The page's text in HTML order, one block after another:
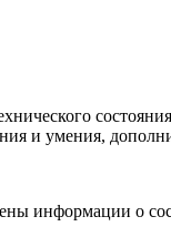
и умения,
информации о